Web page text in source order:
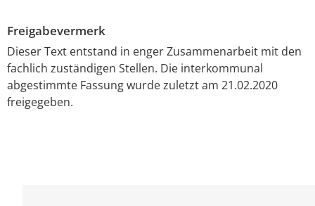
Freigabevermerk
Dieser Text entstand in enger Zusammenarbeit mit den
fachlich zuständigen Stellen. Die interkommunal
abgestimmte Fassung wurde zuletzt am 21.02.2020
freigegeben.